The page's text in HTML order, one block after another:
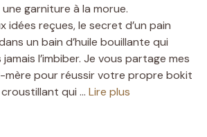
garniture à la morue.
idées reçues, le secret d’un pain
un bain d’huile bouillante qui
l’imbiber. Je vous partage mes
mère pour réussir votre propre bokit
qui … Lire plus